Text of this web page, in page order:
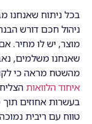
בכל ניתוח שאנחנו
ניהול חכם דורש
מוצר, יש לו מחיר.
שאנחנו משלמים,
מהשטח מראה כי
איחוד הלוואות
בעשרות אחוזים
טווח עם ריבית